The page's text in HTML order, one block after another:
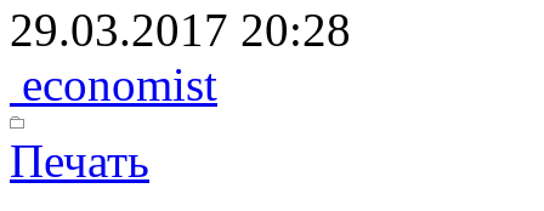
29.03.2017 20:28
economist
Печать